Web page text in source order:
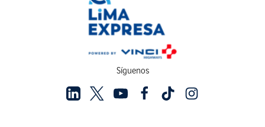
Síguenos